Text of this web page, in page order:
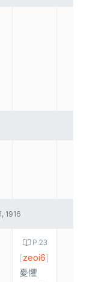
1916
P.23
[zeoi6]
憂懼